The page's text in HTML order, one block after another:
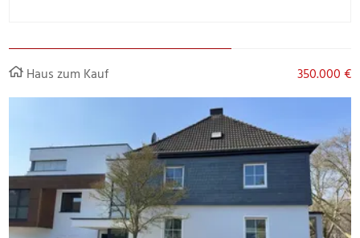
Haus zum Kauf 350.000 €